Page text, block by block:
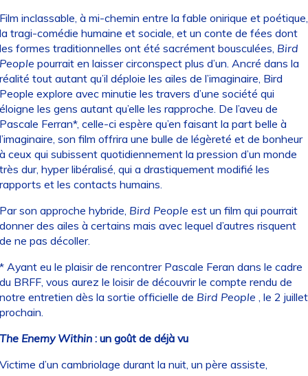
inclassable, à mi-chemin entre la fable onirique et poétique,
tragi-comédie humaine et sociale, et un conte de fées dont
formes traditionnelles ont été sacrément bousculées, Bird
pourrait en laisser circonspect plus d’un. Ancré dans la
tout autant qu’il déploie les ailes de l’imaginaire, Bird
explore avec minutie les travers d’une société qui
les gens autant qu’elle les rapproche. De l’aveu de
Ferran*, celle-ci espère qu’en faisant la part belle à
son film offrira une bulle de légèreté et de bonheur
ceux qui subissent quotidiennement la pression d’un monde
dur, hyper libéralisé, qui a drastiquement modifié les
et les contacts humains.
son approche hybride, Bird People est un film qui pourrait
des ailes à certains mais avec lequel d’autres risquent
ne pas décoller.
Ayant eu le plaisir de rencontrer Pascale Feran dans le cadre
BRFF, vous aurez le loisir de découvrir le compte rendu de
entretien dès la sortie officielle de Bird People , le 2 juillet
Enemy Within: un goût de déjà vu
d’un cambriolage durant la nuit, un père assiste,